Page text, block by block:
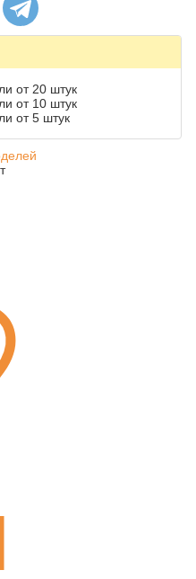
от 20 штук
от 10 штук
от 5 штук